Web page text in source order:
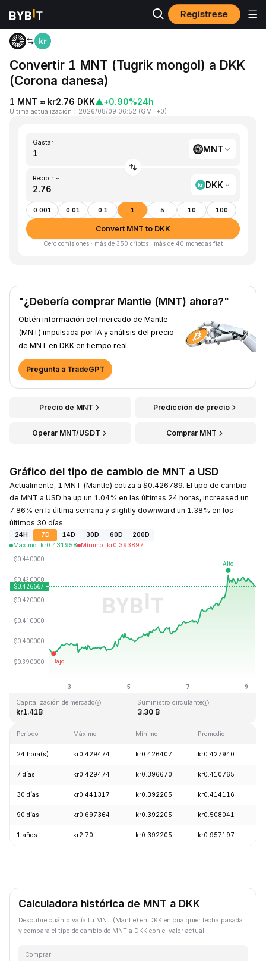
Regístrese
Inicio MNT to DKK
Convertir 1 MNT (Tugrik mongol) a DKK
(Corona danesa)
1 MNT ≈ kr2.76 DKK▲+0.90%24h
Última actualización ： 2026/08/09 06:52 (GMT+0)
Gastar
MNT
Recibir ~
DKK
0.001 0.01 0.1 1 5 10 100
Convert MNT to DKK
Cero comisiones · más de 350 criptos · más de 40 monedas fiat
"¿Debería comprar Mantle (MNT) ahora?"
Obtén información del mercado de Mantle
(MNT) impulsada por IA y análisis del precio
de MNT en DKK en tiempo real.
Pregunta a TradeGPT
Precio de MNT Predicción de precio
Operar MNT/USDT Comprar MNT
Gráfico del tipo de cambio de MNT a USD
Actualmente, 1 MNT (Mantle) cotiza a $0.426789. El tipo de cambio
de MNT a USD ha up un 1.04% en las últimas 24 horas, increased un
7.86% en la última semana y slightly downward un 1.38% en los
últimos 30 días.
24H 7D 14D 30D 60D
200D
Máximo: kr0.431958 Mínimo: kr0.393897
Última actualización: 2026-08-09, 06:52 GMT+0
Capitalización de mercado
kr1.41B
Suministro circulante
3.30 B
Período Máximo Mínimo Promedio
24 hora(s) kr0.429474 kr0.426407 kr0.427940
7 días kr0.429474 kr0.396670 kr0.410765
30 días kr0.441317 kr0.392205 kr0.414116
90 días kr0.697364 kr0.392205 kr0.508041
1 años kr2.70 kr0.392205 kr0.957197
Calculadora histórica de MNT a DKK
Descubre cuánto valía tu MNT (Mantle) en DKK en cualquier fecha pasada
y compara el tipo de cambio de MNT a DKK con el valor actual.
Comprar